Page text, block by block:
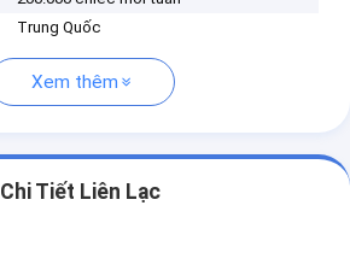
Trung Quốc
Xem thêm
Chi Tiết Liên Lạc